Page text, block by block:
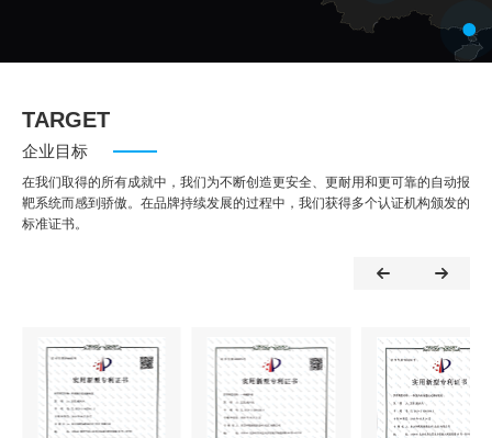
TARGET
企业目标
在我们取得的所有成就中，我们为不断创造更安全、更耐用和更可靠的自动报
靶系统而感到骄傲。在品牌持续发展的过程中，我们获得多个认证机构颁发的
标准证书。